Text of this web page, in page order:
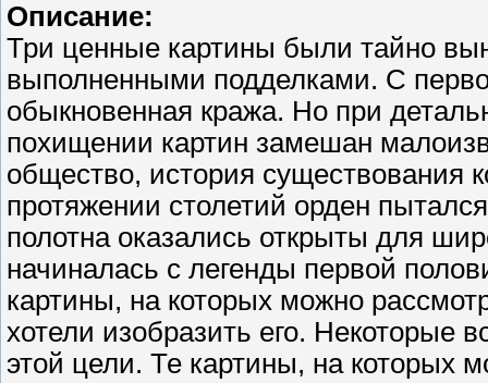
Описание:
Три ценные картины были тайно
выполненными подделками. С
обыкновенная кража. Но при
похищении картин замешан
общество, история существования
протяжении столетий орден
полотна оказались открыты для
начиналась с легенды первой
картины, на которых можно
хотели изобразить его. Некоторые
этой цели. Те картины, на которых